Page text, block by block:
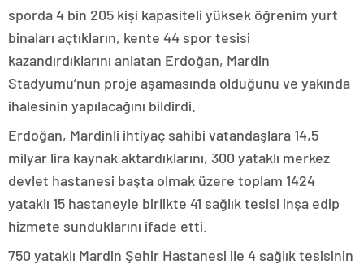
sporda 4 bin 205 kişi kapasiteli yüksek öğrenim yurt
binaları açtıkların, kente 44 spor tesisi
kazandırdıklarını anlatan Erdoğan, Mardin
Stadyumu’nun proje aşamasında olduğunu ve yakında
ihalesinin yapılacağını bildirdi.
Erdoğan, Mardinli ihtiyaç sahibi vatandaşlara 14,5
milyar lira kaynak aktardıklarını, 300 yataklı merkez
devlet hastanesi başta olmak üzere toplam 1424
yataklı 15 hastaneyle birlikte 41 sağlık tesisi inşa edip
hizmete sunduklarını ifade etti.
750 yataklı Mardin Şehir Hastanesi ile 4 sağlık tesisinin